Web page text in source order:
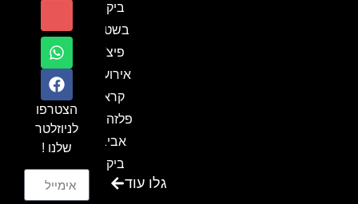
ביקור
בשטח-
פיצ'ר
אירועים
קראון
פלזה תל
אביב-
ביקור
בכנסגלו עוד
הצטרפו
לניוזלטר
שלנו !